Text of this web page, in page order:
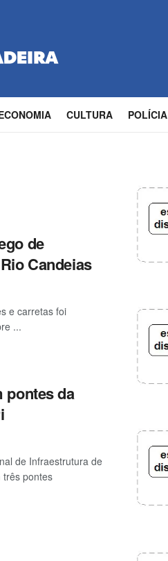
CULTURA POLÍCIA
de
Candeias
e carretas foi
...
pontes da
de Infraestrutura de
três pontes